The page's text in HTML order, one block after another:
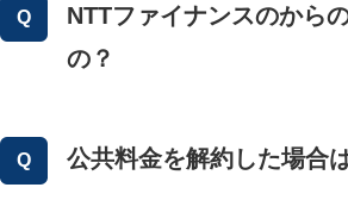
NTTファイナンスのから
の？
公共料金を解約した場合